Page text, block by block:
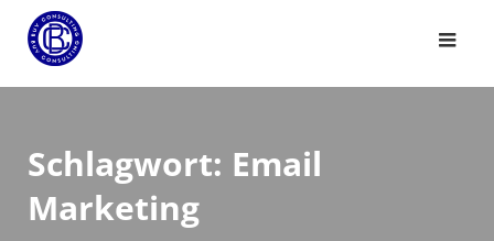
Schlagwort: Email
Marketing